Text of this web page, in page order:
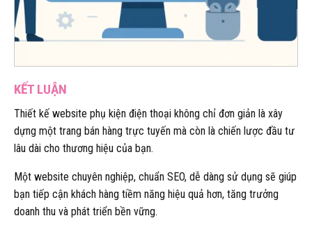
KẾT LUẬN
Thiết kế website phụ kiện điện thoại không chỉ đơn giản là xây
dựng một trang bán hàng trực tuyến mà còn là chiến lược đầu tư
lâu dài cho thương hiệu của bạn.
Một website chuyên nghiệp, chuẩn SEO, dễ dàng sử dụng sẽ giúp
bạn tiếp cận khách hàng tiềm năng hiệu quả hơn, tăng trưởng
doanh thu và phát triển bền vững.